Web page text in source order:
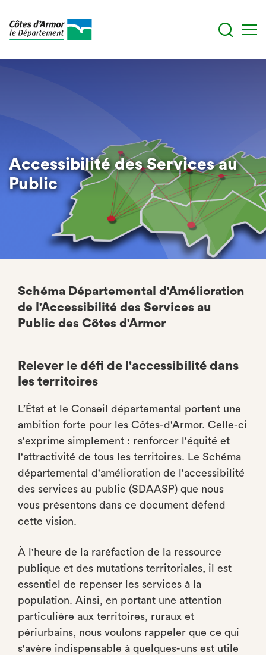
Accessibilité des Services au
Public
Schéma Départemental d'Amélioration
de l'Accessibilité des Services au
Public des Côtes d'Armor
Relever le défi de l'accessibilité dans
les territoires
L’État et le Conseil départemental portent une
ambition forte pour les Côtes-d'Armor. Celle-ci
s'exprime simplement : renforcer l'équité et
l'attractivité de tous les territoires. Le Schéma
départemental d'amélioration de l'accessibilité
des services au public (SDAASP) que nous
vous présentons dans ce document défend
cette vision.
À l'heure de la raréfaction de la ressource
publique et des mutations territoriales, il est
essentiel de repenser les services à la
population. Ainsi, en portant une attention
particulière aux territoires, ruraux et
périurbains, nous voulons rappeler que ce qui
s'avère indispensable à quelques-uns est utile